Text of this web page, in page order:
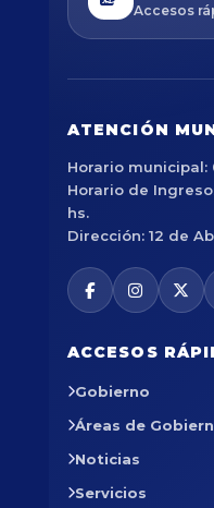
Accesos
ATENCIÓN
Horario municipal:
Horario de
hs.
Dirección: 12 de
ACCESOS
Gobierno
Áreas de
Noticias
Servicios